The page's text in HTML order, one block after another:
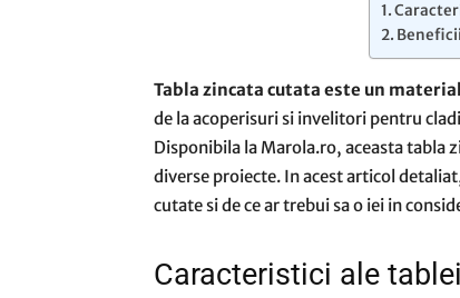
Tabla zincata cutata este un
de la acoperisuri si invelitori pentru
Disponibila la Marola.ro, aceasta tabla
diverse proiecte. In acest articol
cutate si de ce ar trebui sa o iei in
Caracteristici ale